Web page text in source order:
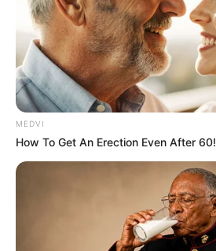
MEDVI
How To Get An Erection Even After 60!